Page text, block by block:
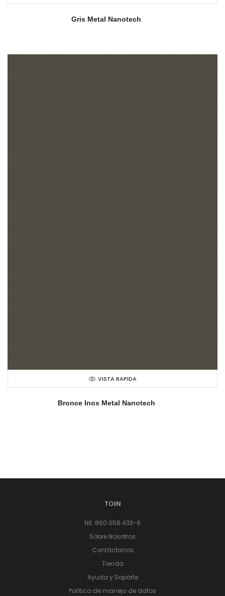
Gris Metal Nanotech
VISTA RAPIDA
Bronce Inox Metal Nanotech
TOIN
Nit: 860.058.433-6
Sobre Nosotros
Contáctanos
Tienda
Ayuda y Soporte
Política de manejo de datos